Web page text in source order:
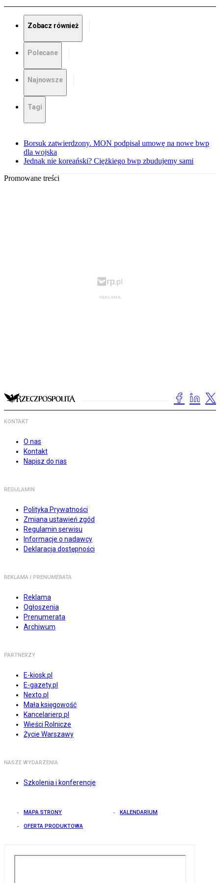
Zobacz również
Polecane
Najnowsze
Tagi
Borsuk zatwierdzony. MON podpisał umowę na nowe bwp
dla wojska
Jednak nie koreański? Ciężkiego bwp zbudujemy sami
Promowane treści
KONTAKT
O nas
Kontakt
Napisz do nas
REGULAMIN
Polityka Prywatności
Zmiana ustawień zgód
Regulamin serwisu
Informacje o nadawcy
Deklaracja dostępności
REKLAMA I PRENUMERATA
Reklama
Ogłoszenia
Prenumerata
Archiwum
PARTNERZY
E-kiosk.pl
E-gazety.pl
Nexto.pl
Mała księgowość
Kancelarierp.pl
Wieści Rolnicze
Życie Warszawy
NASZE WYDARZENIA
Szkolenia i konferencje
MAPA STRONY KALENDARIUM
OFERTA PRODUKTOWA